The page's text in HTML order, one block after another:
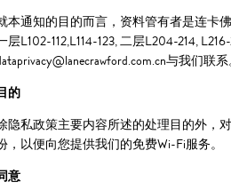
本通知的目的而言，资料管有者是连卡
层L102-112,L114-123, 二层L204-214,
与我们联系
的
隐私政策主要内容所述的处理目的外，
，以便向您提供我们的免费Wi-Fi服务。
意